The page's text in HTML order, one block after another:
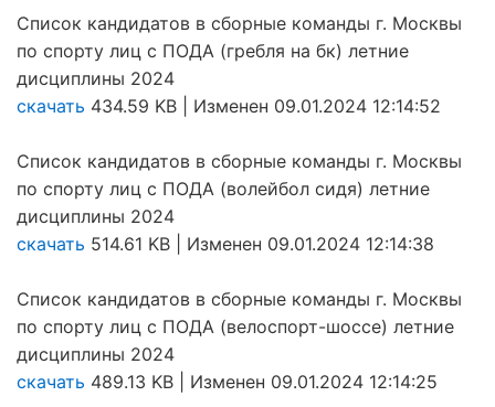
Список кандидатов в сборные команды г. Москвы
по спорту лиц с ПОДА (гребля на бк) летние
дисциплины 2024
скачать 434.59 KB | Изменен 09.01.2024 12:14:52
Список кандидатов в сборные команды г. Москвы
по спорту лиц с ПОДА (волейбол сидя) летние
дисциплины 2024
скачать 514.61 KB | Изменен 09.01.2024 12:14:38
Список кандидатов в сборные команды г. Москвы
по спорту лиц с ПОДА (велоспорт-шоссе) летние
дисциплины 2024
скачать 489.13 KB | Изменен 09.01.2024 12:14:25